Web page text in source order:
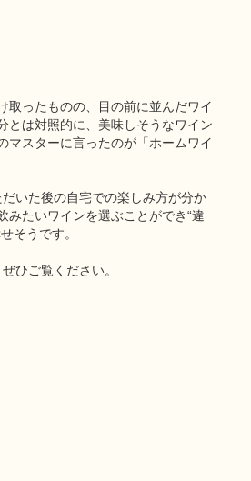
取ったものの、目の前に並んだワイ
は対照的に、美味しそうなワイン
マスターに言ったのが「ホームワイ
いた後の自宅での楽しみ方が分か
たいワインを選ぶことができ“違
そうです。
ひご覧ください。